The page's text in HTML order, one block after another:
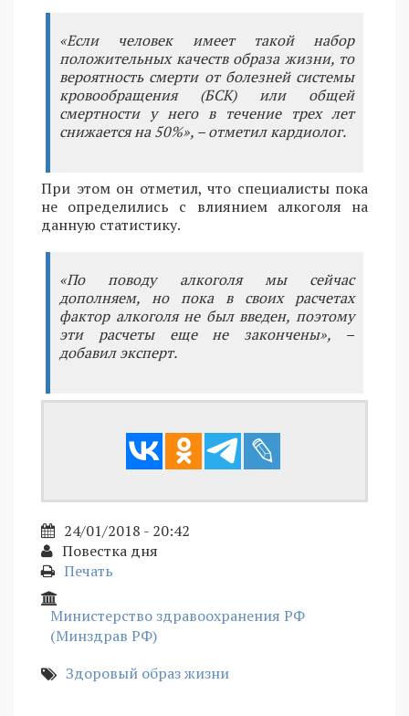
«Если человек имеет такой набор
положительных качеств образа жизни, то
вероятность смерти от болезней системы
кровообращения (БСК) или общей
смертности у него в течение трех лет
снижается на 50%», – отметил кардиолог.
При этом он отметил, что специалисты пока
не определились с влиянием алкоголя на
данную статистику.
«По поводу алкоголя мы сейчас
дополняем, но пока в своих расчетах
фактор алкоголя не был введен, поэтому
эти расчеты еще не закончены», –
добавил эксперт.
24/01/2018 - 20:42
Повестка дня
Печать
Министерство здравоохранения РФ
(Минздрав РФ)
Здоровый образ жизни